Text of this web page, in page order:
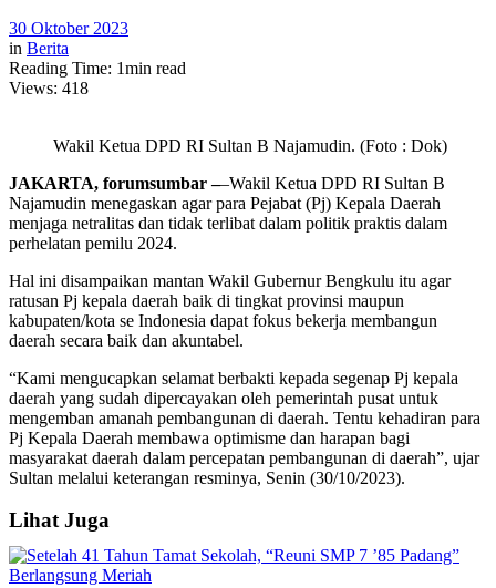
30 Oktober 2023
in Berita
Reading Time: 1min read
Views: 418
Wakil Ketua DPD RI Sultan B Najamudin. (Foto : Dok)
JAKARTA, forumsumbar ––Wakil Ketua DPD RI Sultan B
Najamudin menegaskan agar para Pejabat (Pj) Kepala Daerah
menjaga netralitas dan tidak terlibat dalam politik praktis dalam
perhelatan pemilu 2024.
Hal ini disampaikan mantan Wakil Gubernur Bengkulu itu agar
ratusan Pj kepala daerah baik di tingkat provinsi maupun
kabupaten/kota se Indonesia dapat fokus bekerja membangun
daerah secara baik dan akuntabel.
“Kami mengucapkan selamat berbakti kepada segenap Pj kepala
daerah yang sudah dipercayakan oleh pemerintah pusat untuk
mengemban amanah pembangunan di daerah. Tentu kehadiran para
Pj Kepala Daerah membawa optimisme dan harapan bagi
masyarakat daerah dalam percepatan pembangunan di daerah”, ujar
Sultan melalui keterangan resminya, Senin (30/10/2023).
Lihat Juga